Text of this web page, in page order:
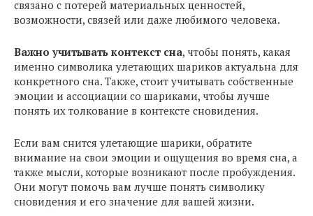
связано с потерей материальных ценностей,
возможности, связей или даже любимого человека.
Важно учитывать контекст сна, чтобы понять, какая
именно символика улетающих шариков актуальна для
конкретного сна. Также, стоит учитывать собственные
эмоции и ассоциации со шариками, чтобы лучше
понять их толкование в контексте сновидения.
Если вам снится улетающие шарики, обратите
внимание на свои эмоции и ощущения во время сна, а
также мысли, которые возникают после пробуждения.
Они могут помочь вам лучше понять символику
сновидения и его значение для вашей жизни.